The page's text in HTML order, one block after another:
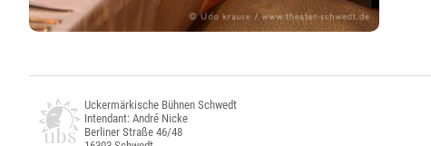
Uckermärkische Bühnen Schwedt
Intendant: André Nicke
Berliner Straße 46/48